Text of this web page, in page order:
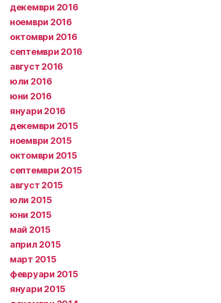
декември 2016
ноември 2016
октомври 2016
септември 2016
август 2016
юли 2016
юни 2016
януари 2016
декември 2015
ноември 2015
октомври 2015
септември 2015
август 2015
юли 2015
юни 2015
май 2015
април 2015
март 2015
февруари 2015
януари 2015